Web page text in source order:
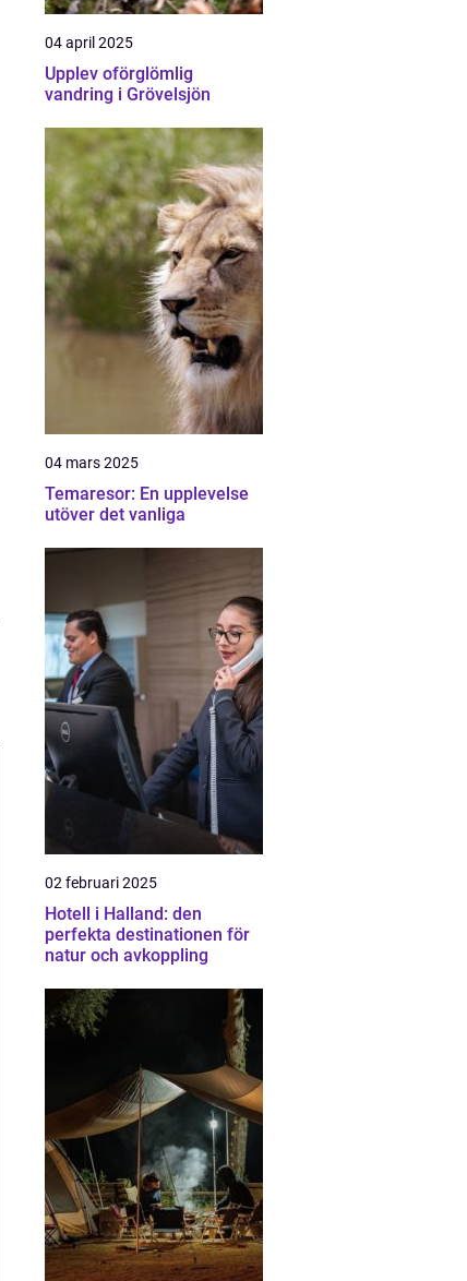
04 april 2025
Upplev oförglömlig
vandring i Grövelsjön
04 mars 2025
Temaresor: En upplevelse
utöver det vanliga
02 februari 2025
Hotell i Halland: den
perfekta destinationen för
natur och avkoppling